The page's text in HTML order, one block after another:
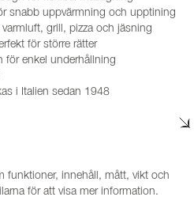
snabb uppvärmning och upptining
grill, pizza och jäsning
för större rätter
för enkel underhållning
i Italien sedan 1948
funktioner, innehåll, mått, vikt och
för att visa mer information.